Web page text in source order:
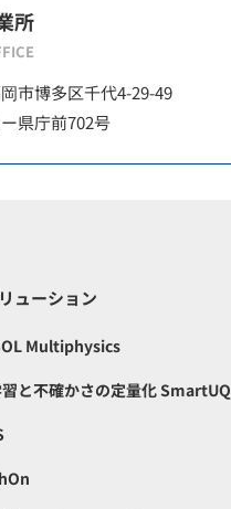
所
市博多区千代4-29-49
県庁前702号
ューション
Multiphysics
と不確かさの定量化 SmartUQ